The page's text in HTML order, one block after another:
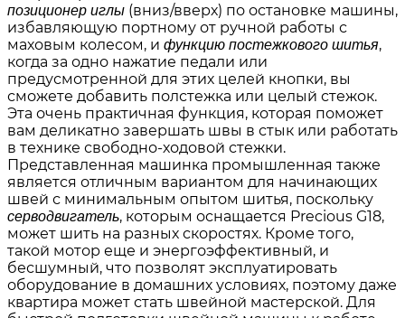
позиционер иглы (вниз/вверх) по остановке машины,
избавляющую портному от ручной работы с
маховым колесом, и функцию постежкового шитья,
когда за одно нажатие педали или
предусмотренной для этих целей кнопки, вы
сможете добавить полстежка или целый стежок.
Эта очень практичная функция, которая поможет
вам деликатно завершать швы в стык или работать
в технике свободно-ходовой стежки.
Представленная машинка промышленная также
является отличным вариантом для начинающих
швей с минимальным опытом шитья, поскольку
серводвигатель, которым оснащается Precious G18,
может шить на разных скоростях. Кроме того,
такой мотор еще и энергоэффективный, и
бесшумный, что позволят эксплуатировать
оборудование в домашних условиях, поэтому даже
квартира может стать швейной мастерской. Для